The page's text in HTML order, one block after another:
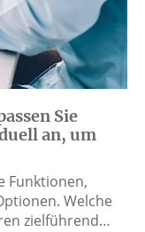
Sie
an, um
Funktionen,
Welche
zielführend…